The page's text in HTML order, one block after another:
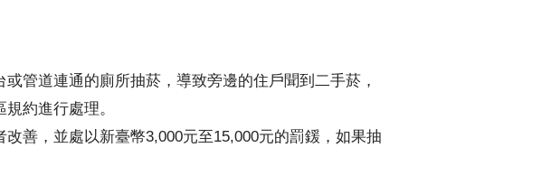
管道連通的廁所抽菸，導致旁邊的住戶聞到二手菸，
約進行處理。
善，並處以新臺幣3,000元至15,000元的罰鍰，如果抽